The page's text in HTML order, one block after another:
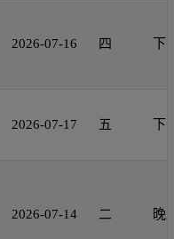
2026-07-16 四 下
2026-07-17 五 下
2026-07-14 二 晚